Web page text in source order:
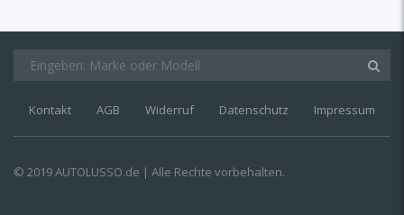
Kontakt AGB Widerruf Datenschutz Impressum
© 2019 AUTOLUSSO.de | Alle Rechte vorbehalten.